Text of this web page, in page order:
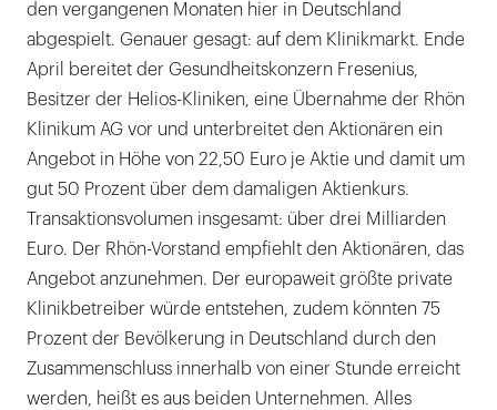
den vergangenen Monaten hier in Deutschland
abgespielt. Genauer gesagt: auf dem Klinikmarkt. Ende
April bereitet der Gesundheitskonzern Fresenius,
Besitzer der Helios-Kliniken, eine Übernahme der Rhön
Klinikum AG vor und unterbreitet den Aktionären ein
Angebot in Höhe von 22,50 Euro je Aktie und damit um
gut 50 Prozent über dem damaligen Aktienkurs.
Transaktionsvolumen insgesamt: über drei Milliarden
Euro. Der Rhön-Vorstand empfiehlt den Aktionären, das
Angebot anzunehmen. Der europaweit größte private
Klinikbetreiber würde entstehen, zudem könnten 75
Prozent der Bevölkerung in Deutschland durch den
Zusammenschluss innerhalb von einer Stunde erreicht
werden, heißt es aus beiden Unternehmen. Alles